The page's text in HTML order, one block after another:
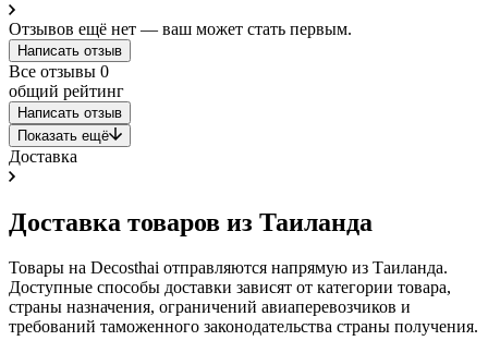
Отзывов ещё нет — ваш может стать первым.
Написать отзыв
Все отзывы 0
общий рейтинг
Написать отзыв
Показать ещё
Доставка
Доставка товаров из Таиланда
Товары на Decosthai отправляются напрямую из Таиланда.
Доступные способы доставки зависят от категории товара,
страны назначения, ограничений авиаперевозчиков и
требований таможенного законодательства страны получения.